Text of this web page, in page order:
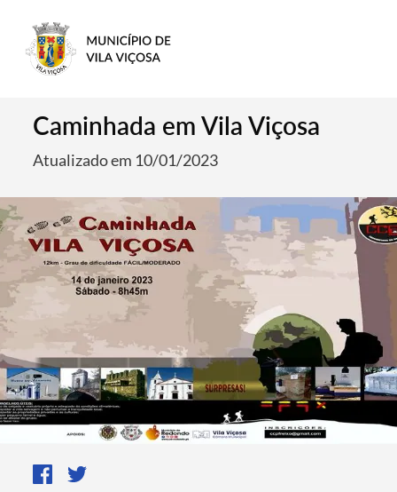
Caminhada em Vila Viçosa
Atualizado em 10/01/2023